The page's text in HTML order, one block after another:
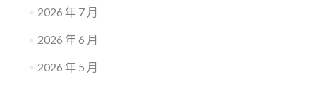
2026 年 7 月
2026 年 6 月
2026 年 5 月